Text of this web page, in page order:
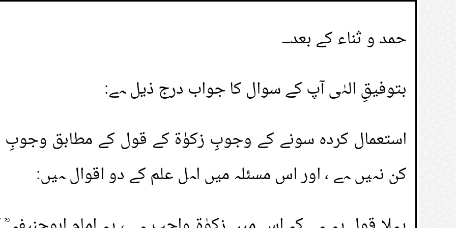
حمد و ثناء کے بعد۔۔۔
بتوفیقِ الہٰی آپ کے سوال کا جواب درج ذیل ہے:
استعمال کردہ سونے کے وجوبِ زکوٰۃ کے قول کے مطابق وجوبِ
کن نہیں ہے ، اور اس مسئلہ میں اہل علم کے دو اقوال ہیں: